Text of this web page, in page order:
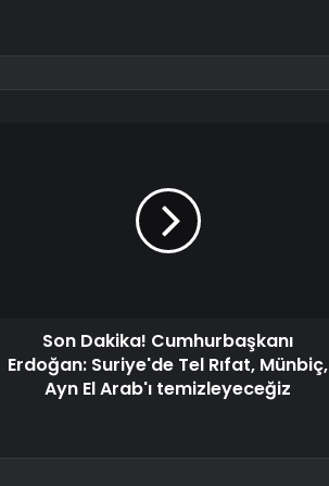
Son Dakika! Cumhurbaşkanı
Erdoğan: Suriye'de Tel Rıfat, Münbiç,
Ayn El Arab'ı temizleyeceğiz